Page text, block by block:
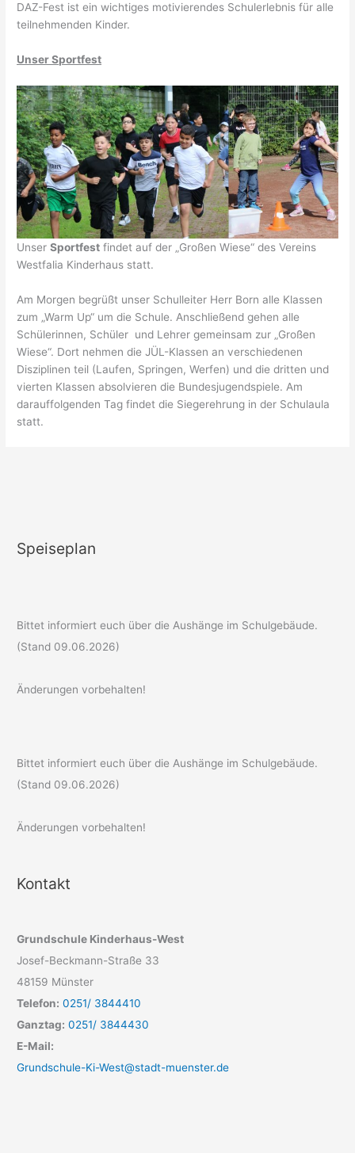
DAZ-Fest ist ein wichtiges motivierendes Schulerlebnis für alle
teilnehmenden Kinder.
Unser Sportfest
UnserSportfest findet auf der „Großen Wiese“ des Vereins
Westfalia Kinderhaus statt.
Am Morgen begrüßt unser Schulleiter Herr Born alle Klassen
zum „Warm Up“ um die Schule. Anschließend gehen alle
Schülerinnen, Schüler und Lehrer gemeinsam zur „Großen
Wiese“. Dort nehmen die JÜL-Klassen an verschiedenen
Disziplinen teil (Laufen, Springen, Werfen) und die dritten und
vierten Klassen absolvieren die Bundesjugendspiele. Am
darauffolgenden Tag findet die Siegerehrung in der Schulaula
statt.
Speiseplan
Bittet informiert euch über die Aushänge im Schulgebäude.
(Stand 09.06.2026)
Änderungen vorbehalten!
Bittet informiert euch über die Aushänge im Schulgebäude.
(Stand 09.06.2026)
Änderungen vorbehalten!
Kontakt
Grundschule Kinderhaus-West
Josef-Beckmann-Straße 33
48159 Münster
Telefon: 0251/ 3844410
Ganztag: 0251/ 3844430
E-Mail:
Grundschule-Ki-West@stadt-muenster.de